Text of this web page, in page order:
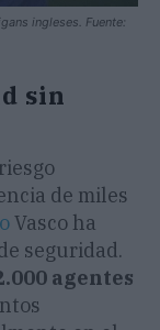
ingleses. Fuente:
sin
de miles
Vasco ha
seguridad.
agentes